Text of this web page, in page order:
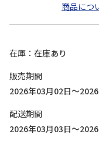
商品につ
在庫
在庫あり
販売期間
2026年03月02日～
配送期間
2026年03月03日～